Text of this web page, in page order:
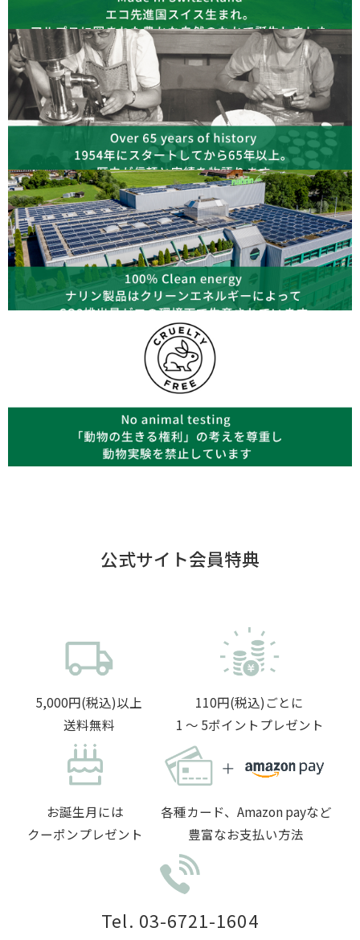
公式サイト会員特典
5,000円(税込)以上
送料無料
110円(税込)ごとに
1 〜 5ポイントプレゼント
お誕生月には
クーポンプレゼント
各種カード、Amazon payなど
豊富なお支払い方法
Tel. 03-6721-1604